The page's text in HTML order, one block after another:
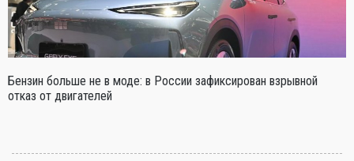
Бензин больше не в моде: в России зафиксирован взрывной
отказ от двигателей